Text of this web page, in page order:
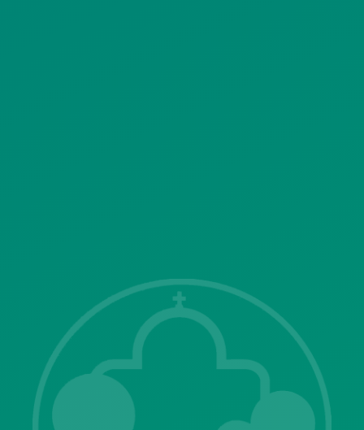
Λ. Μεσογείων 415-417 Τ.Κ.15343